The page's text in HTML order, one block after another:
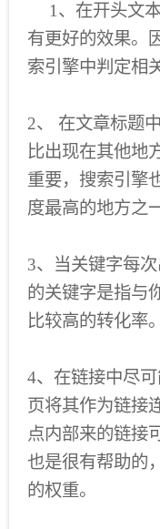
1、在开头文
有更好的效果。
索引擎中判定相
2、 在文章标题
比出现在其他地
重要，搜索引擎
度最高的地方之
3、当关键字每
的关键字是指与
比较高的转化率。
4、在链接中尽
页将其作为链接
点内部来的链接
也是很有帮助的
的权重。